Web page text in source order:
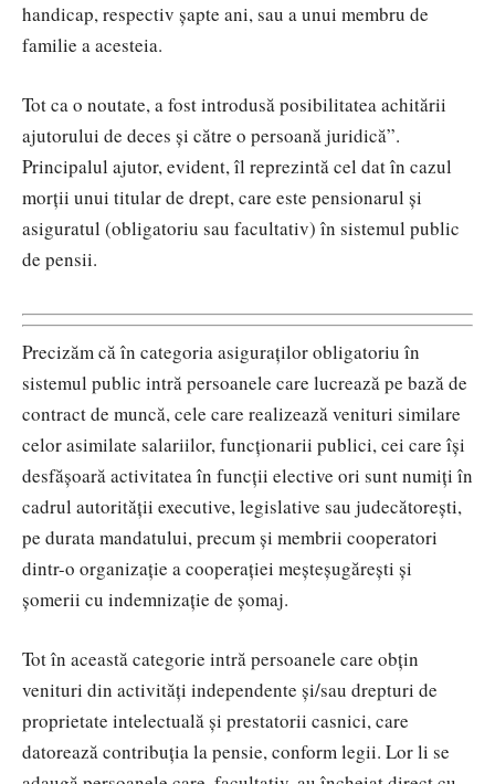
handicap, respectiv șapte ani, sau a unui membru de
familie a acesteia.
Tot ca o noutate, a fost introdusă posibilitatea achitării
ajutorului de deces și către o persoană juridică”.
Principalul ajutor, evident, îl reprezintă cel dat în cazul
morții unui titular de drept, care este pensionarul și
asiguratul (obligatoriu sau facultativ) în sistemul public
de pensii.
Precizăm că în categoria asiguraților obligatoriu în
sistemul public intră persoanele care lucrează pe bază de
contract de muncă, cele care realizează venituri similare
celor asimilate salariilor, funcționarii publici, cei care își
desfășoară activitatea în funcții elective ori sunt numiți în
cadrul autorității executive, legislative sau judecătorești,
pe durata mandatului, precum și membrii cooperatori
dintr-o organizație a cooperației meșteșugărești și
șomerii cu indemnizație de șomaj.
Tot în această categorie intră persoanele care obțin
venituri din activități independente și/sau drepturi de
proprietate intelectuală și prestatorii casnici, care
datorează contribuția la pensie, conform legii. Lor li se